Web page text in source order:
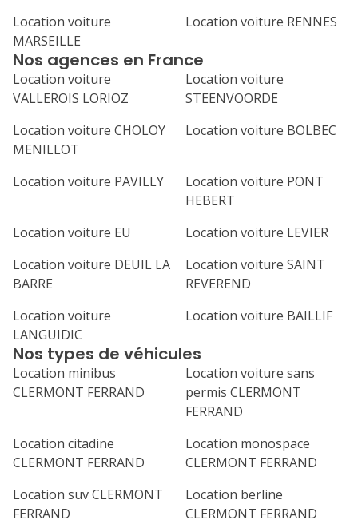
Location voiture
MARSEILLE
Location voiture RENNES
Nos agences en France
Location voiture
VALLEROIS LORIOZ
Location voiture
STEENVOORDE
Location voiture CHOLOY
MENILLOT
Location voiture BOLBEC
Location voiture PAVILLY
Location voiture PONT
HEBERT
Location voiture EU
Location voiture LEVIER
Location voiture DEUIL LA
BARRE
Location voiture SAINT
REVEREND
Location voiture
LANGUIDIC
Location voiture BAILLIF
Nos types de véhicules
Location minibus
CLERMONT FERRAND
Location voiture sans
permis CLERMONT
FERRAND
Location citadine
CLERMONT FERRAND
Location monospace
CLERMONT FERRAND
Location suv CLERMONT
FERRAND
Location berline
CLERMONT FERRAND